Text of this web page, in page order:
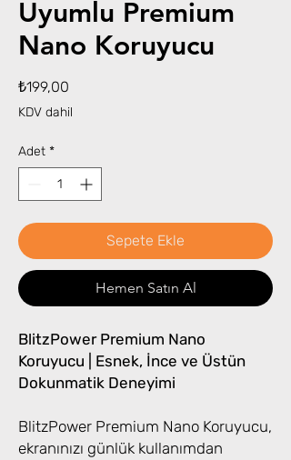
Uyumlu Premium
Nano Koruyucu
₺199,00
KDV dahil
Adet *
Sepete Ekle
Hemen Satın Al
BlitzPower Premium Nano
Koruyucu | Esnek, İnce ve Üstün
Dokunmatik Deneyimi
BlitzPower Premium Nano Koruyucu,
ekranınızı günlük kullanımdan